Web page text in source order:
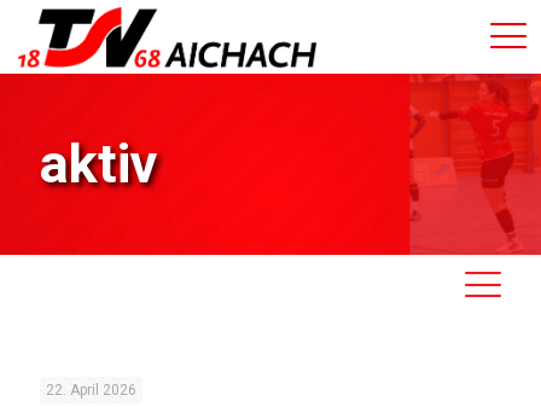
aktiv
22. April 2026